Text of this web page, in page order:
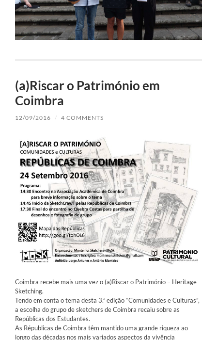
(a)Riscar o Património em
Coimbra
12/09/2016 / 4 COMMENTS
Coimbra recebe mais uma vez o (a)Riscar o Património – Heritage
Sketching.
Tendo em conta o tema desta 3.ª edição “Comunidades e Culturas”,
a escolha do grupo de sketchers de Coimbra recaiu sobre as
Repúblicas dos Estudantes.
As Républicas de Coimbra têm mantido uma grande riqueza ao
longo das décadas nos mais variados aspectos da vivência